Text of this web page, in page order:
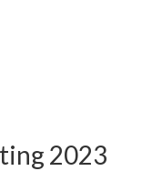
2023